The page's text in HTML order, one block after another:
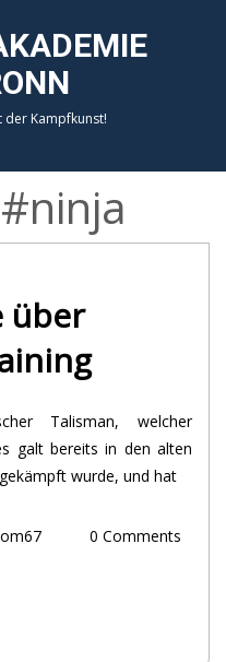
Kampfkunst!
#ninja
über
Talisman, welcher
galt bereits in den alten
wurde, und hat
0 Comments